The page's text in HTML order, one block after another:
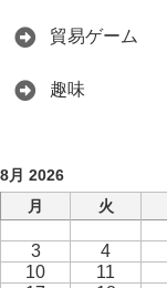
貿易ゲーム
趣味
8月 2026
月
火
3
4
10
11